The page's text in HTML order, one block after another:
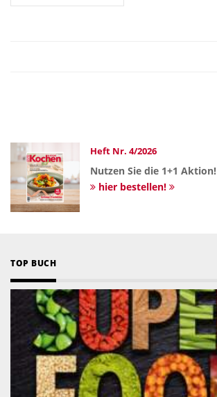
Heft Nr. 4/2026
Nutzen Sie die 1+1 Aktion!
hier bestellen!
TOP BUCH